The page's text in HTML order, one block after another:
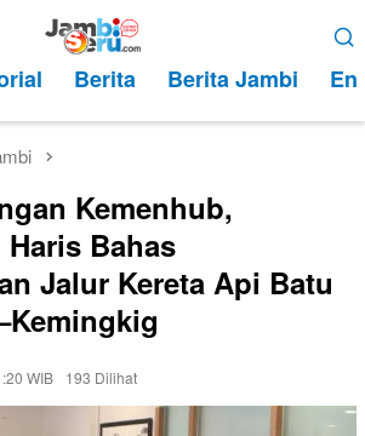
Berita Berita Jambi
Kemenhub,
Bahas
Jalur Kereta Api Batu
WIB
193 Dilihat